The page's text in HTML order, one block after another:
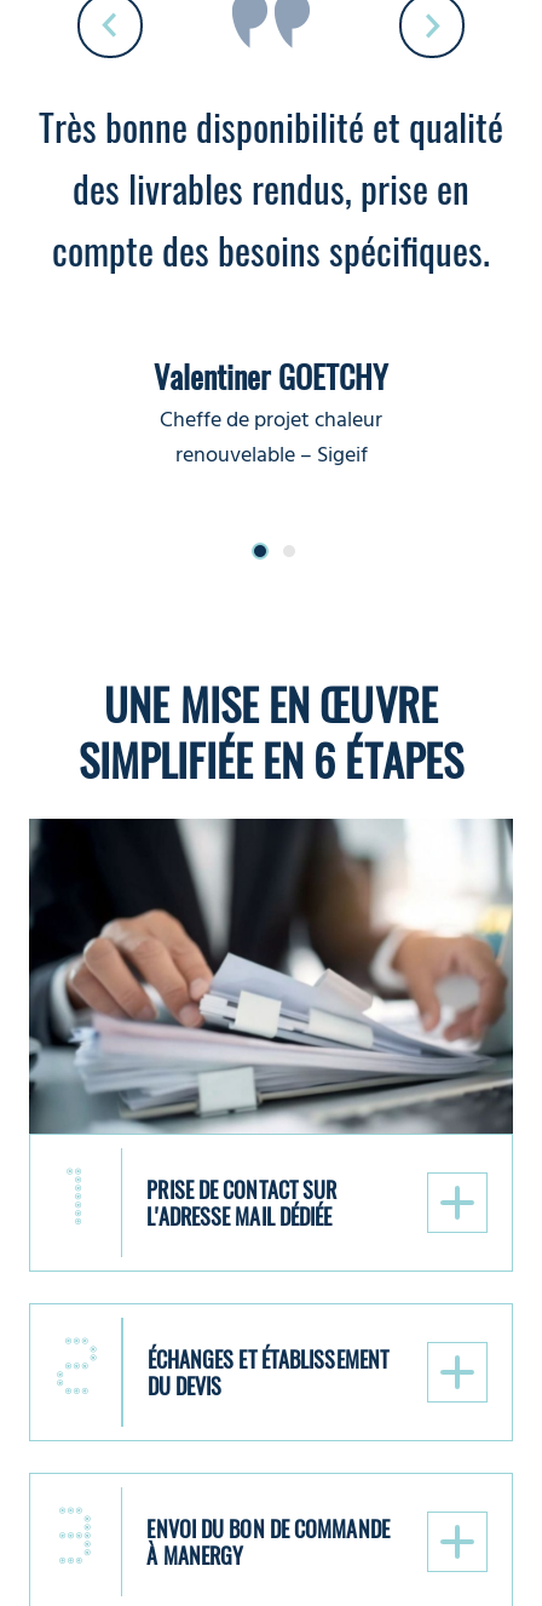
Très bonne disponibilité et qualité
des livrables rendus, prise en
compte des besoins spécifiques.
Valentiner GOETCHY
Cheffe de projet chaleur
renouvelable – Sigeif
UNE MISE EN ŒUVRE
SIMPLIFIÉE EN 6 ÉTAPES
1
PRISE DE CONTACT SUR
L'ADRESSE MAIL DÉDIÉE
2
ÉCHANGES ET ÉTABLISSEMENT
DU DEVIS
orientation
vos besoins
3
ENVOI DU BON DE COMMANDE
À MANERGY